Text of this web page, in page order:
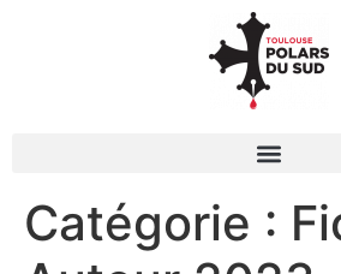
Catégorie :